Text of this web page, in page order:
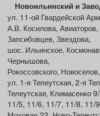
Новоильинский и
ул. 11-ой Гвардейской
А.В. Косилова,
Запсибовцев, Звездова,
шос. Ильинское,
Чернышова,
Рокоссовского,
ул. 1-я Телеутская, 2-я
Телеутская, Климасенко
11/5, 11/6, 11/7, 11/8, 11/